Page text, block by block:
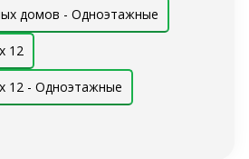
домов - Одноэтажные
12
12 - Одноэтажные